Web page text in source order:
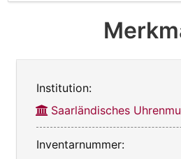
Institution:
Saarländisches
Inventarnummer: